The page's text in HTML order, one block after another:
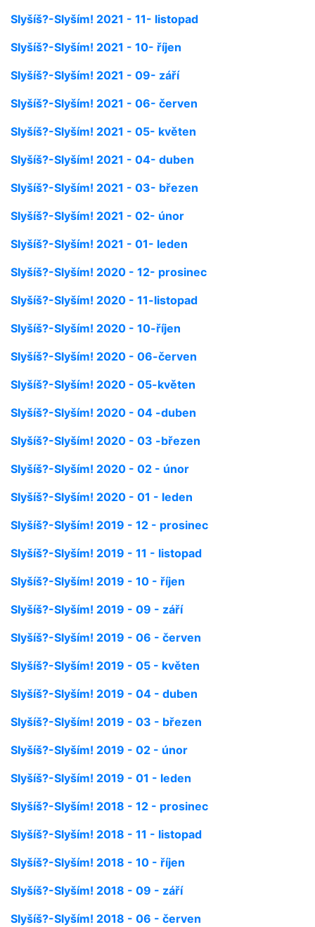
Slyšíš?-Slyším! 2021 - 11- listopad
Slyšíš?-Slyším! 2021 - 10- říjen
Slyšíš?-Slyším! 2021 - 09- září
Slyšíš?-Slyším! 2021 - 06- červen
Slyšíš?-Slyším! 2021 - 05- květen
Slyšíš?-Slyším! 2021 - 04- duben
Slyšíš?-Slyším! 2021 - 03- březen
Slyšíš?-Slyším! 2021 - 02- únor
Slyšíš?-Slyším! 2021 - 01- leden
Slyšíš?-Slyším! 2020 - 12- prosinec
Slyšíš?-Slyším! 2020 - 11-listopad
Slyšíš?-Slyším! 2020 - 10-říjen
Slyšíš?-Slyším! 2020 - 06-červen
Slyšíš?-Slyším! 2020 - 05-květen
Slyšíš?-Slyším! 2020 - 04 -duben
Slyšíš?-Slyším! 2020 - 03 -březen
Slyšíš?-Slyším! 2020 - 02 - únor
Slyšíš?-Slyším! 2020 - 01 - leden
Slyšíš?-Slyším! 2019 - 12 - prosinec
Slyšíš?-Slyším! 2019 - 11 - listopad
Slyšíš?-Slyším! 2019 - 10 - říjen
Slyšíš?-Slyším! 2019 - 09 - září
Slyšíš?-Slyším! 2019 - 06 - červen
Slyšíš?-Slyším! 2019 - 05 - květen
Slyšíš?-Slyším! 2019 - 04 - duben
Slyšíš?-Slyším! 2019 - 03 - březen
Slyšíš?-Slyším! 2019 - 02 - únor
Slyšíš?-Slyším! 2019 - 01 - leden
Slyšíš?-Slyším! 2018 - 12 - prosinec
Slyšíš?-Slyším! 2018 - 11 - listopad
Slyšíš?-Slyším! 2018 - 10 - říjen
Slyšíš?-Slyším! 2018 - 09 - září
Slyšíš?-Slyším! 2018 - 06 - červen